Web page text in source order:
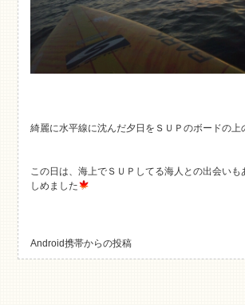
綺麗に水平線に沈んだ夕日をＳＵＰのボードの上
この日は、海上でＳＵＰしてる海人との出会いも
しめました
Android携帯からの投稿